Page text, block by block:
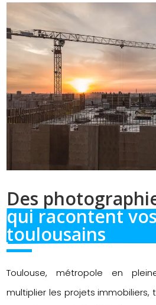
Des
qui racontent
toulousains
Toulouse, métropole en
multiplier les projets immobiliers,